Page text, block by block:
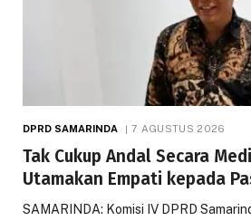
DPRD SAMARINDA 7 AGUSTUS 2026
Tak Cukup Andal Secara
Utamakan Empati kepada
SAMARINDA: Komisi IV DPRD